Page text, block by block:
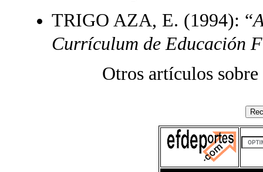
TRIGO AZA, E. (1994): “
Currículum de Educación
Otros artículos sobre